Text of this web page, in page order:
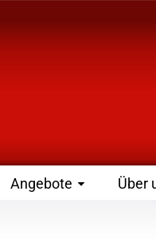
Angebote Über